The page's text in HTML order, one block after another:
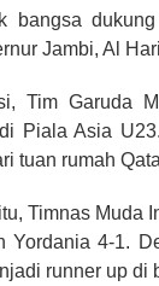
bangsa
Jambi, Al
Tim Garuda
Piala Asia
tuan rumah
Timnas Muda
Yordania 4-1.
runner up di